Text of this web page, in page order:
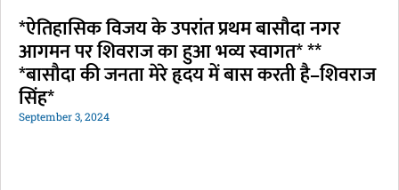
*ऐतिहासिक विजय के उपरांत प्रथम बासौदा नगर
आगमन पर शिवराज का हुआ भव्य स्वागत* **
*बासौदा की जनता मेरे हृदय में बास करती है–शिवराज
सिंह*
September 3, 2024